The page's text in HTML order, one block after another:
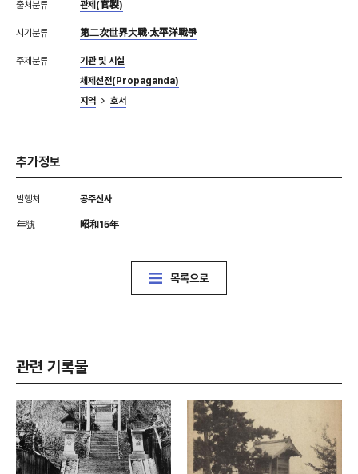
출처분류 관제(官製)
시기분류 第二次世界大戰·太平洋戰爭
주제분류
기관 및 시설
체제선전(Propaganda)
지역
호서
추가정보
발행처 공주신사
年號 昭和15年
목록으로
관련 기록물